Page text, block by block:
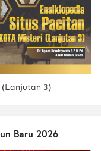
(Lanjutan 3)
Baru 2026